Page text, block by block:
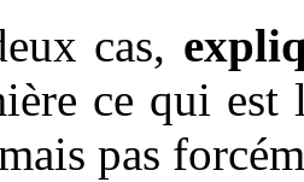
cas,
ce qui
pas